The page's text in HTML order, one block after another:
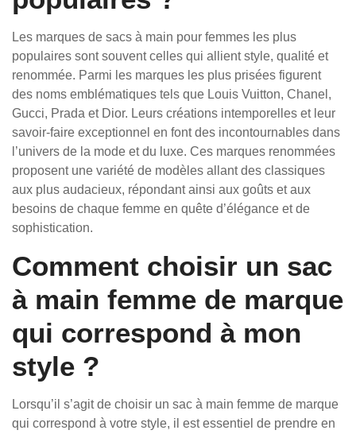
Les marques de sacs à main pour femmes les plus
populaires sont souvent celles qui allient style, qualité et
renommée. Parmi les marques les plus prisées figurent
des noms emblématiques tels que Louis Vuitton, Chanel,
Gucci, Prada et Dior. Leurs créations intemporelles et leur
savoir-faire exceptionnel en font des incontournables dans
l’univers de la mode et du luxe. Ces marques renommées
proposent une variété de modèles allant des classiques
aux plus audacieux, répondant ainsi aux goûts et aux
besoins de chaque femme en quête d’élégance et de
sophistication.
Comment choisir un sac
à main femme de marque
qui correspond à mon
style ?
Lorsqu’il s’agit de choisir un sac à main femme de marque
qui correspond à votre style, il est essentiel de prendre en